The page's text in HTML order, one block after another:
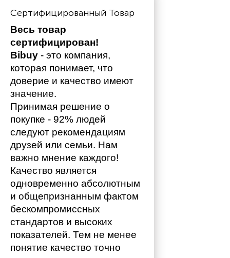
Сертифицированный Товар
Весь товар
сертифицирован!
Bibuy - это компания,
которая понимает, что
доверие и качество имеют
значение.
Принимая решение о
покупке - 92% людей
следуют рекомендациям
друзей или семьи. Нам
важно мнение каждого!
Качество является
одновременно абсолютным
и общепризнанным фактом
бескомпромиссных
стандартов и высоких
показателей. Тем не менее
понятие качество точно